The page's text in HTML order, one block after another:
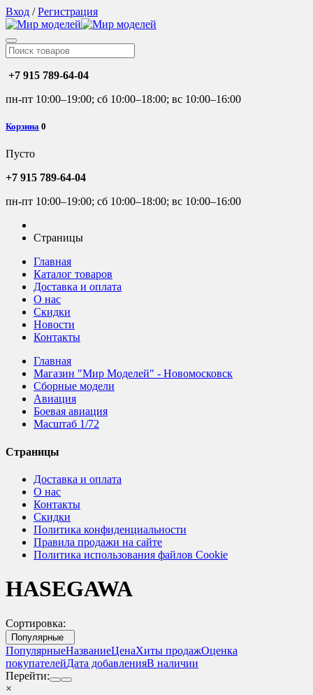
Вход /Регистрация
+7 915 789-64-04
пн-пт 10:00–19:00; сб 10:00–18:00; вс 10:00–16:00
Корзина 0
Пусто
+7 915 789-64-04
пн-пт 10:00–19:00; сб 10:00–18:00; вс 10:00–16:00
Страницы
Главная
Каталог товаров
Доставка и оплата
О нас
Скидки
Новости
Контакты
Главная
Магазин "Мир Моделей" - Новомосковск
Сборные модели
Авиация
Боевая авиация
Масштаб 1/72
Страницы
Доставка и оплата
О нас
Контакты
Скидки
Политика конфиденциальности
Правила продажи на сайте
Политика использования файлов Cookie
HASEGAWA
Сортировка:
Популярные
ПопулярныеНазваниеЦенаХиты продажОценка
покупателейДата добавленияВ наличии
Перейти:
×